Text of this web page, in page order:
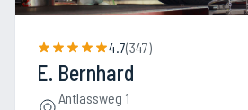
4.7(347)
E. Bernhard
Antlassweg 1